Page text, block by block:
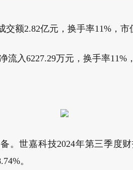
额2.82亿元，换手率11%，市
入6227.29万元，换手率11%
。世嘉科技2024年第三季度
。